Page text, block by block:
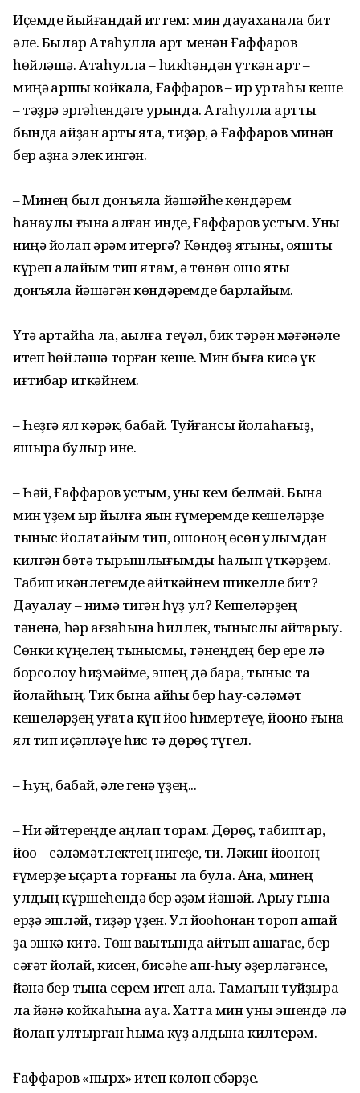
Иҫемде йыйғандай иттем: мин дауаханала бит
әле. Былар Атаһулла ҡарт менән Ғаффаров
һөйләшә. Атаһулла – һикһәндән үткән ҡарт –
миңә ҡаршы койкала, Ғаффаров – ир уртаһы кеше
– тәҙрә эргәһендәге урында. Атаһулла ҡартты
бында айҙан артыҡ ята, тиҙәр, ә Ғаффаров минән
бер аҙна элек ингән.
– Минең был донъяла йәшәйһе көн­дәрем
һанаулы ғына ҡалған инде, Ғаф­фаров ҡустым. Уны
ниңә йоҡлап әрәм итергә? Көндөҙ яҡтыны, ҡояшты
күреп ҡалайым тип ятам, ә төнөн ошо яҡты
донъяла йәшәгән көндәремде барлайым.
Үтә ҡартайһа ла, аҡылға теүәл, бик тәрән мәғәнәле
итеп һөйләшә торған кеше. Мин быға кисә үк
иғтибар иткәйнем.
– Һеҙгә ял кәрәк, бабай. Туйғансы йоҡлаһағыҙ,
яҡшыраҡ булыр ине.
– Һәй, Ғаффаров ҡустым, уны кем белмәй. Бына
мин үҙем ҡырҡ йылға яҡын ғүмеремде кешеләрҙе
тыныс йоҡлатайым тип, ошоноң өсөн ҡулым­дан
килгән бөтә тырышлығымды һалып үткәрҙем.
Табип икәнлегемде әйткәй­нем шикелле бит?
Дауалау – нимә тигән һүҙ ул? Кешеләрҙең
тәненә, һәр ағза­һына һиллек, тыныслыҡ ҡайтарыу.
Сөнки күңелең тынысмы, тәнеңдең бер ере лә
борсолоу һиҙмәйме, эшең дә бара, тыныс та
йоҡлайһың. Тик бына ҡайһы бер һау-сәләмәт
кешеләрҙең уғата күп йоҡо һимертеүе, йоҡоно ғына
ял тип иҫәпләүе һис тә дөрөҫ түгел.
– Һуң, бабай, әле генә үҙең...
– Ни әйтереңде аңлап торам. Дөрөҫ, табиптар,
йоҡо – сәләмәтлектең нигеҙе, ти. Ләкин йоҡоноң
ғүмерҙе ҡыҫҡарта торғаны ла була. Ана, минең
улдың күршеһендә бер әҙәм йәшәй. Арыу ғына
ерҙә эшләй, тиҙәр үҙен. Ул йоҡоһонан тороп ашай
ҙа эшкә китә. Төш ваҡы­тында ҡайтып ашағас, бер
сәғәт йоҡлай, кисен, бисәһе аш-һыу әҙерлә­гәнсе,
йәнә бер тына серем итеп ала. Тамағын туйҙыра
ла йәнә койкаһына ауа. Хатта мин уны эшендә лә
йоҡлап ултырған һымаҡ күҙ алдына килтерәм.
Ғаффаров «пырх» итеп көлөп ебәрҙе.